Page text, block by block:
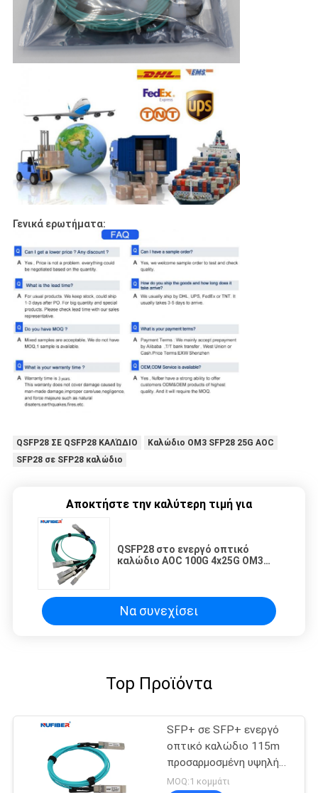
Γενικά ερωτήματα:
QSFP28 ΣΕ QSFP28 ΚΑΛΏΔΙΟ
Καλώδιο OM3 SFP28 25G AOC
SFP28 σε SFP28 καλώδιο
Αποκτήστε την καλύτερη τιμή για
QSFP28 στο ενεργό οπτικό
καλώδιο AOC 100G 4x25G OM3
Να συνεχίσει
Top Προϊόντα
SFP+ σε SFP+ ενεργό
οπτικό καλώδιο 115m
προσαρμοσμένη υψηλή
ταχύτητα 10Gb/S
MOQ:1 κομμάτι